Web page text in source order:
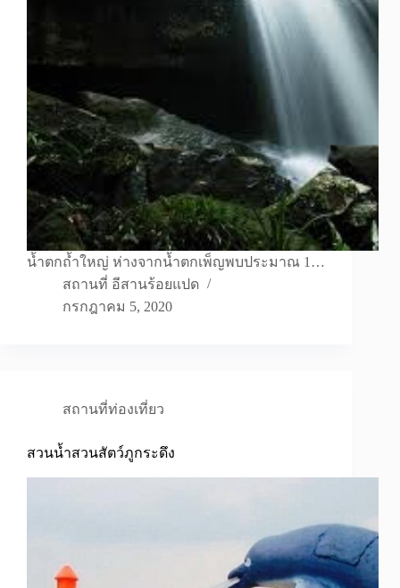
น้ำตกถ้ำใหญ่ ห่างจากน้ำตกเพ็ญพบประมาณ 1…
สถานที่ อีสานร้อยแปด
กรกฎาคม 5, 2020
สถานที่ท่องเที่ยว
สวนน้ำสวนสัตว์ภูกระดึง